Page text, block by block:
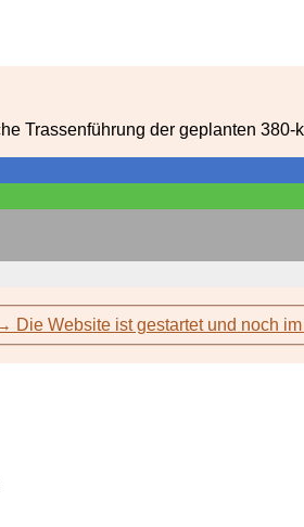
Trassen­führung der geplanten
Die Website ist gestartet und noch